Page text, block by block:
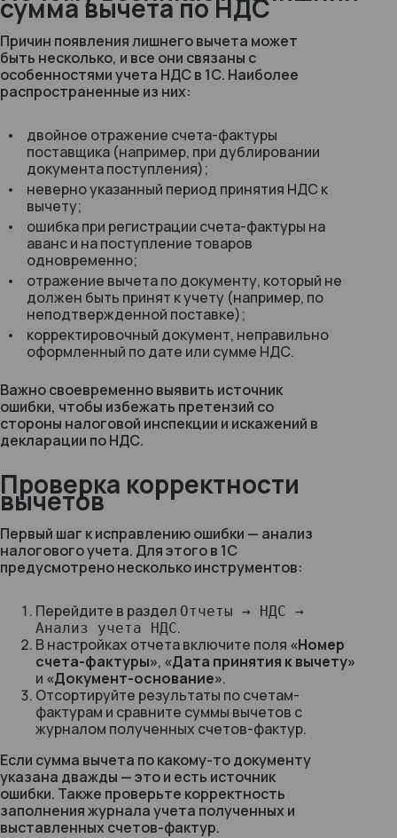
сумма вычета по НДС
Причин появления лишнего вычета может
быть несколько, и все они связаны с
особенностями учета НДС в 1С. Наиболее
распространенные из них:
двойное отражение счета-фактуры
поставщика (например, при дублировании
документа поступления);
неверно указанный период принятия НДС к
вычету;
ошибка при регистрации счета-фактуры на
аванс и на поступление товаров
одновременно;
отражение вычета по документу, который не
должен быть принят к учету (например, по
неподтвержденной поставке);
корректировочный документ, неправильно
оформленный по дате или сумме НДС.
Важно своевременно выявить источник
ошибки, чтобы избежать претензий со
стороны налоговой инспекции и искажений в
декларации по НДС.
Проверка корректности
вычетов
Первый шаг к исправлению ошибки — анализ
налогового учета. Для этого в 1С
предусмотрено несколько инструментов:
Перейдите в раздел Отчеты → НДС →
Анализ учета НДС.
В настройках отчета включите поля «Номер
счета-фактуры», «Дата принятия к вычету»
и «Документ-основание».
Отсортируйте результаты по счетам-
фактурам и сравните суммы вычетов с
журналом полученных счетов-фактур.
Если сумма вычета по какому-то документу
указана дважды — это и есть источник
ошибки. Также проверьте корректность
заполнения журнала учета полученных и
выставленных счетов-фактур.